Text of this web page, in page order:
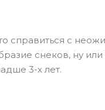
справиться с
снеков, ну
3-х лет.